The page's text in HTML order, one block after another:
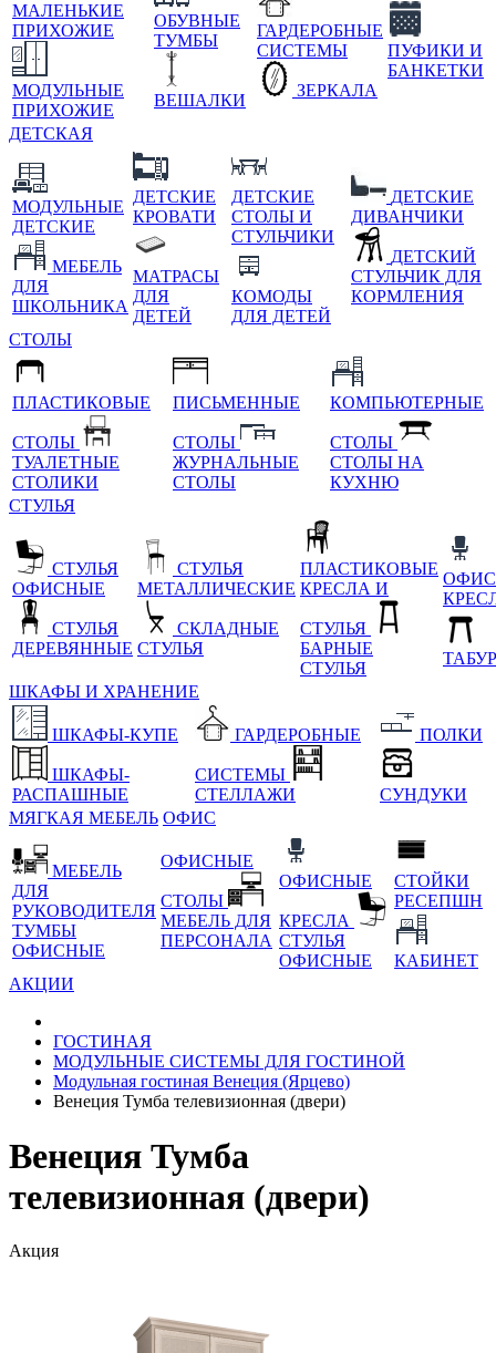
МАЛЕНЬКИЕ
ПРИХОЖИЕ
МОДУЛЬНЫЕ
ПРИХОЖИЕ
ОБУВНЫЕ
ТУМБЫ
ВЕШАЛКИ
ГАРДЕРОБНЫЕ
СИСТЕМЫ
ЗЕРКАЛА
ПУФИКИ И
БАНКЕТКИ
ДЕТСКАЯ
МОДУЛЬНЫЕ
ДЕТСКИЕ
МЕБЕЛЬ
ДЛЯ
ШКОЛЬНИКА
ДЕТСКИЕ
КРОВАТИ
МАТРАСЫ
ДЛЯ
ДЕТЕЙ
ДЕТСКИЕ
СТОЛЫ И
СТУЛЬЧИКИ
КОМОДЫ
ДЛЯ ДЕТЕЙ
ДЕТСКИЕ
ДИВАНЧИКИ
ДЕТСКИЙ
СТУЛЬЧИК ДЛЯ
КОРМЛЕНИЯ
СТОЛЫ
ПЛАСТИКОВЫЕ
СТОЛЫ
ТУАЛЕТНЫЕ
СТОЛИКИ
ПИСЬМЕННЫЕ
СТОЛЫ
ЖУРНАЛЬНЫЕ
СТОЛЫ
КОМПЬЮТЕРНЫЕ
СТОЛЫ
СТОЛЫ НА
КУХНЮ
СТУЛЬЯ
СТУЛЬЯ
ОФИСНЫЕ
СТУЛЬЯ
ДЕРЕВЯННЫЕ
СТУЛЬЯ
МЕТАЛЛИЧЕСКИЕ
СКЛАДНЫЕ
СТУЛЬЯ
ПЛАСТИКОВЫЕ
КРЕСЛА И
СТУЛЬЯ
БАРНЫЕ
СТУЛЬЯ
ШКАФЫ И ХРАНЕНИЕ
ШКАФЫ-КУПЕ
ШКАФЫ-
РАСПАШНЫЕ
ГАРДЕРОБНЫЕ
СИСТЕМЫ
СТЕЛЛАЖИ
ПОЛКИ
СУНДУКИ
МЯГКАЯ МЕБЕЛЬ ОФИС
МЕБЕЛЬ
ДЛЯ
РУКОВОДИТЕЛЯ
ТУМБЫ
ОФИСНЫЕ
ОФИСНЫЕ
СТОЛЫ
МЕБЕЛЬ ДЛЯ
ПЕРСОНАЛА
ОФИСНЫЕ
КРЕСЛА
СТУЛЬЯ
ОФИСНЫЕ
СТОЙКИ
РЕСЕПШН
КАБИНЕТ
АКЦИИ
ГОСТИНАЯ
МОДУЛЬНЫЕ СИСТЕМЫ ДЛЯ ГОСТИНОЙ
Модульная гостиная Венеция (Ярцево)
Венеция Тумба телевизионная (двери)
Венеция Тумба
телевизионная (двери)
Акция